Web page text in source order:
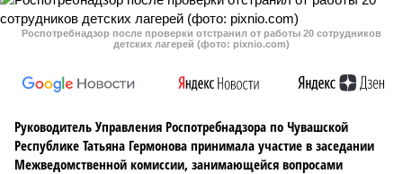
Роспотребнадзор после проверки отстранил от работы 20 сотрудников
детских лагерей (фото: pixnio.com)
Руководитель Управления Роспотребнадзора по Чувашской
Республике Татьяна Гермонова принимала участие в заседании
Межведомственной комиссии, занимающейся вопросами